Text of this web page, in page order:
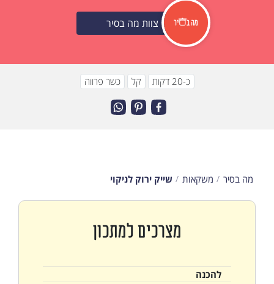
צוות מה בסיר
כ-20 דקות קל כשר פרווה
מה בסיר משקאות שייק ירוק לניקוי
מצרכים למתכון
להכנה